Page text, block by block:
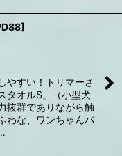
]
やすい！トリマーさ
タオルS」（小型犬
抜群でありながら触
わな、ワンちゃんバ